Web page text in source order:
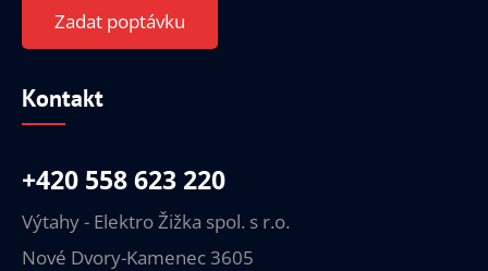
Zadat poptávku
Kontakt
+420 558 623 220
Výtahy - Elektro Žižka spol. s r.o.
Nové Dvory-Kamenec 3605